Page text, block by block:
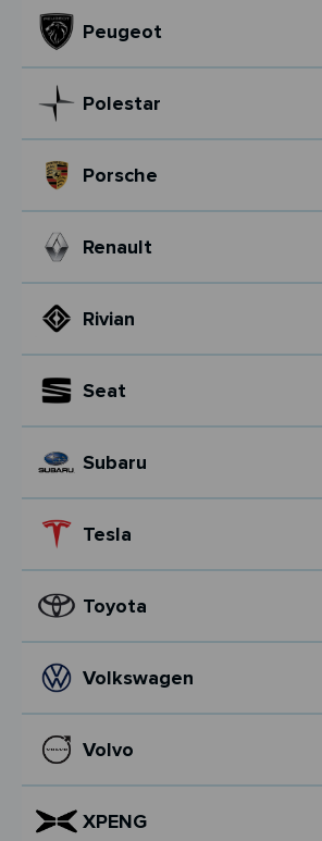
Peugeot
Polestar
Porsche
Renault
Rivian
Seat
Subaru
Tesla
Toyota
Volkswagen
Volvo
XPENG